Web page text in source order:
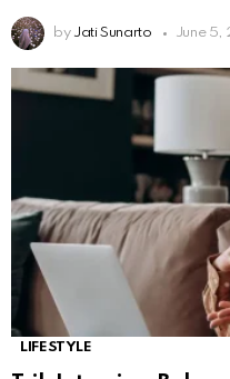
by Jati Sunarto June 5,
LIFESTYLE